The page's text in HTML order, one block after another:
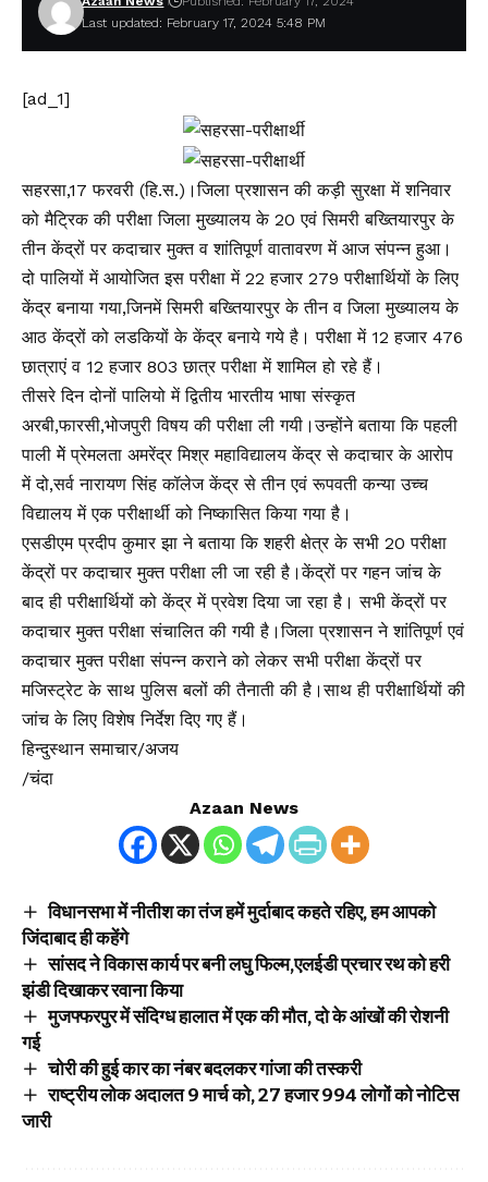
Last updated: February 17, 2024 5:48 PM
[ad_1]
सहरसा,17 फरवरी (हि.स.)।जिला प्रशासन की कड़ी सुरक्षा में शनिवार
को मैट्रिक की परीक्षा जिला मुख्यालय के 20 एवं सिमरी बख्तियारपुर के
तीन केंद्रों पर कदाचार मुक्त व शांतिपूर्ण वातावरण में आज संपन्न हुआ।
दो पालियों में आयोजित इस परीक्षा में 22 हजार 279 परीक्षार्थियों के लिए
केंद्र बनाया गया,जिनमें सिमरी बख्तियारपुर के तीन व जिला मुख्यालय के
आठ केंद्रों को लडकियों के केंद्र बनाये गये है। परीक्षा में 12 हजार 476
छात्राएं व 12 हजार 803 छात्र परीक्षा में शामिल हो रहे हैं।
तीसरे दिन दोनों पालियो में द्वितीय भारतीय भाषा संस्कृत
अरबी,फारसी,भोजपुरी विषय की परीक्षा ली गयी।उन्होंने बताया कि पहली
पाली मेें प्रेमलता अमरेंद्र मिश्र महाविद्यालय केंद्र से कदाचार के आरोप
में दो,सर्व नारायण सिंह कॉलेज केंद्र से तीन एवं रूपवती कन्या उच्च
विद्यालय में एक परीक्षार्थी को निष्कासित किया गया है।
एसडीएम प्रदीप कुमार झा ने बताया कि शहरी क्षेत्र के सभी 20 परीक्षा
केंद्रों पर कदाचार मुक्त परीक्षा ली जा रही है।केंद्रों पर गहन जांच के
बाद ही परीक्षार्थियों को केंद्र में प्रवेश दिया जा रहा है। सभी केंद्रों पर
कदाचार मुक्त परीक्षा संचालित की गयी है।जिला प्रशासन ने शांतिपूर्ण एवं
कदाचार मुक्त परीक्षा संपन्न कराने को लेकर सभी परीक्षा केंद्रों पर
मजिस्ट्रेट के साथ पुलिस बलों की तैनाती की है।साथ ही परीक्षार्थियों की
जांच के लिए विशेष निर्देश दिए गए हैं।
हिन्दुस्थान समाचार/अजय
/चंदा
Azaan News
विधानसभा में नीतीश का तंज हमें मुर्दाबाद कहते रहिए, हम आपको
जिंदाबाद ही कहेंगे
सांसद ने विकास कार्य पर बनी लघु फिल्म,एलईडी प्रचार रथ को हरी
झंडी दिखाकर रवाना किया
मुजफ्फरपुर में संदिग्ध हालात में एक की मौत, दो के आंखों की रोशनी
गई
चोरी की हुई कार का नंबर बदलकर गांजा की तस्करी
राष्ट्रीय लोक अदालत 9 मार्च को, 27 हजार 994 लोगों को नोटिस
जारी